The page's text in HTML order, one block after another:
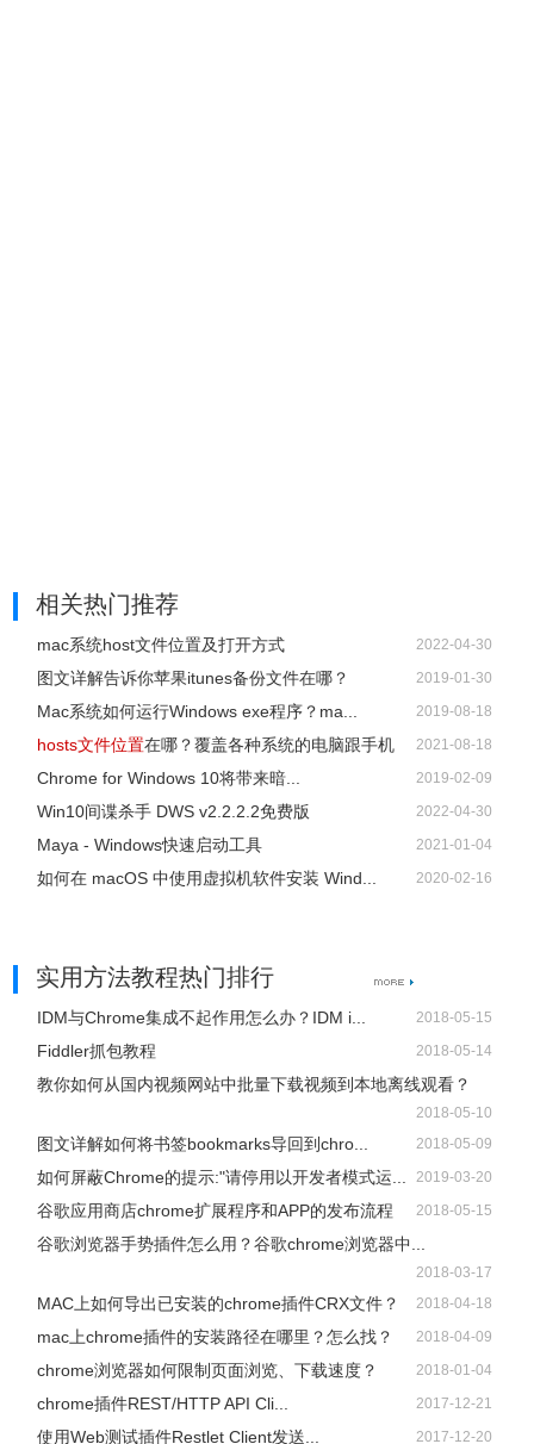
相关热门推荐
mac系统host文件位置及打开方式 2022-04-30
图文详解告诉你苹果itunes备份文件在哪？ 2019-01-30
Mac系统如何运行Windows exe程序？ma... 2019-08-18
hosts文件位置在哪？覆盖各种系统的电脑跟手机 2021-08-18
Chrome for Windows 10将带来暗... 2019-02-09
Win10间谍杀手 DWS v2.2.2.2免费版 2022-04-30
Maya - Windows快速启动工具 2021-01-04
如何在 macOS 中使用虚拟机软件安装 Wind... 2020-02-16
实用方法教程热门排行
IDM与Chrome集成不起作用怎么办？IDM i... 2018-05-15
Fiddler抓包教程 2018-05-14
教你如何从国内视频网站中批量下载视频到本地离线观看？
2018-05-10
图文详解如何将书签bookmarks导回到chro... 2018-05-09
如何屏蔽Chrome的提示:"请停用以开发者模式运... 2019-03-20
谷歌应用商店chrome扩展程序和APP的发布流程 2018-05-15
谷歌浏览器手势插件怎么用？谷歌chrome浏览器中...
2018-03-17
MAC上如何导出已安装的chrome插件CRX文件？ 2018-04-18
mac上chrome插件的安装路径在哪里？怎么找？ 2018-04-09
chrome浏览器如何限制页面浏览、下载速度？ 2018-01-04
chrome插件REST/HTTP API Cli... 2017-12-21
使用Web测试插件Restlet Client发送... 2017-12-20